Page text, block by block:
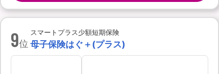
9位
スマートプラス少額短期保険
母子保険はぐ＋(プラス)